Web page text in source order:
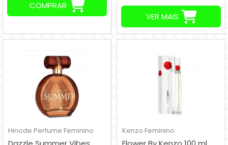
COMPRAR
135.000,00
VER MAIS
Hinode Perfume Feminino Kenzo Feminino